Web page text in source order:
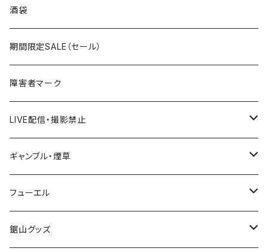
国道600～699号線
国道700～799号線
ROUTE600～699号線
ROUTE700～799号線
ROUTE 100～199号線
ROUTE 600～699号線
ROUTE 700～799号線
ROUTE 0～99号線
ROUTE 100～199号線
ROUTE 600～699号線
ROUTE 700～799号線
岩手県
宮城県
秋田県
Tシャツ
ステッカー
山形県
福島県
茨城県
栃木県
酒袋
期間限定SALE（セール）
障害者マーク
LIVE配信・撮影禁止
LIVE配信禁止
撮影禁止
ギャンブル・煙草
ホテルキーホルダー
たばこ・禁煙ステッカー
フューエル
ステッカー
鋸山グッズ